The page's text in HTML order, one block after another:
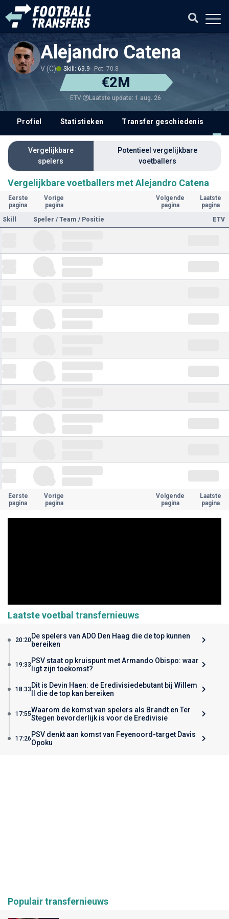
Alejandro Catena
V (C) Skill: 69.9 Pot: 70.8
€2M
ETV Laatste update: 1 aug. 26
Profiel Statistieken Transfer geschiedenis
Vergelijkbare
spelers
Potentieel vergelijkbare
voetballers
Vergelijkbare voetballers met Alejandro Catena
Eerste
pagina
Vorige
pagina
Volgende
pagina
Laatste
pagina
Skill
Speler / Team / Positie ETV
Eerste
pagina
Vorige
pagina
Volgende
pagina
Laatste
pagina
Laatste voetbal transfernieuws
20:20De spelers van ADO Den Haag die de top kunnen
bereiken
19:33 PSV staat op kruispunt met Armando Obispo: waar
ligt zijn toekomst?
18:33 Dit is Devin Haen: de Eredivisiedebutant bij Willem
II die de top kan bereiken
17:55Waarom de komst van spelers als Brandt en Ter
Stegen bevorderlijk is voor de Eredivisie
17:26 PSV denkt aan komst van Feyenoord-target Davis
Opoku
Populair transfernieuws